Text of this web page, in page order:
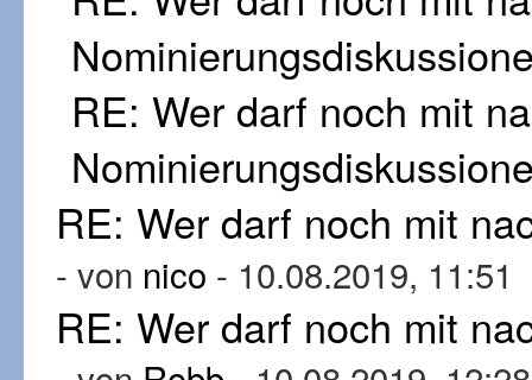
RE: Wer darf noch mit
RE: Wer darf noch mit
- von nico - 10.08.2019, 11:51
RE: Wer darf noch mit